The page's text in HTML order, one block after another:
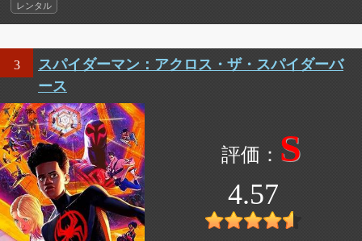
レンタル
3
スパイダーマン：アクロス・ザ・スパイダーバ
ース
S
4.57